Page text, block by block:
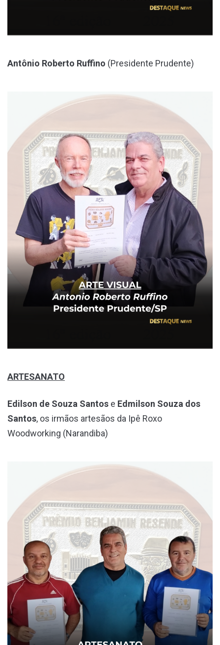
Antônio Roberto Ruffino (Presidente Prudente)
ARTESANATO
Edilson de Souza Santos e Edmilson Souza dos
Santos, os irmãos artesãos da Ipê Roxo
Woodworking (Narandiba)